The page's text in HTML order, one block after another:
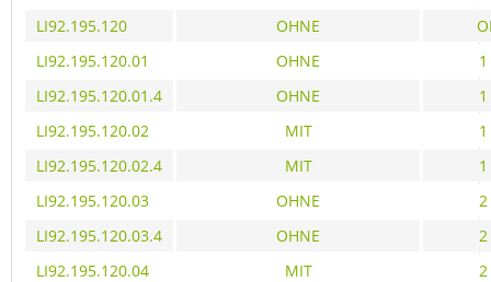
LI92.195.120 OHNE
LI92.195.120.01
OHNE
LI92.195.120.01.4
OHNE
LI92.195.120.02
MIT
LI92.195.120.02.4
MIT
LI92.195.120.03
OHNE
2
LI92.195.120.03.4
OHNE
2
LI92.195.120.04
MIT
2